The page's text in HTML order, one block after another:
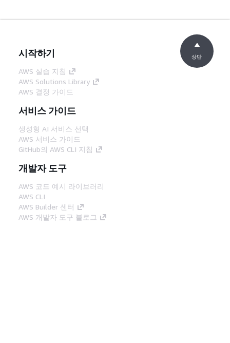
시작하기
AWS 실습 지침
AWS Solutions Library
AWS 결정 가이드
서비스 가이드
생성형 AI 서비스 선택
AWS 서비스 가이드
GitHub의 AWS CLI 지침
개발자 도구
AWS 코드 예시 라이브러리
AWS CLI
AWS Builder 센터
AWS 개발자 도구 블로그
상단